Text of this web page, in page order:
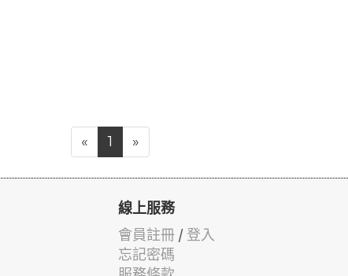
« 1 »
線上服務
會員註冊 / 登入
忘記密碼